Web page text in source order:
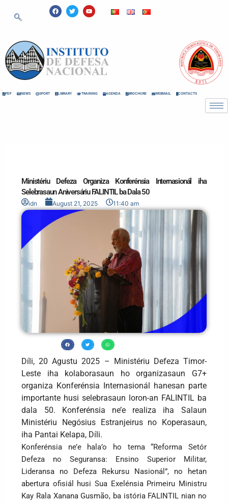
F
a
c
k
T
w
i
Y
o
u
PDF NEWS SPORT LIBRARY TRAINING AGENDA BROCHURE WEBMAIL CONTACTS
Ministériu Defeza Organiza Konferénsia Internasionál iha
Selebrasaun Aniversáriu FALINTIL ba Dala 50
idn August 21, 2025 11:40 am
Díli, 20 Agustu 2025 – Ministériu Defeza Timor-
Leste iha kolaborasaun ho organizasaun G7+
organiza Konferénsia Internasionál hanesan parte
importante husi selebrasaun loron-an FALINTIL ba
dala 50. Konferénsia ne’e realiza iha Salaun
Ministériu Negósius Estranjeirus no Koperasaun,
iha Pantai Kelapa, Díli.
Konferénsia ne’e hala’o ho tema “Reforma Setór
Defeza no Seguransa: Ensino Superior Militar,
Lideransa no Defeza Rekursu Nasionál”, no hetan
abertura ofisiál husi Sua Exelénsia Primeiru Ministru
Kay Rala Xanana Gusmão, ba istória FALINTIL nian no